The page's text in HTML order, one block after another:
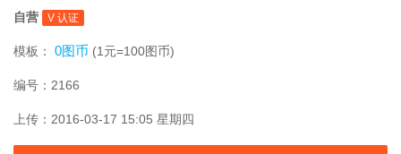
自营 V 认证
模板： 0图币 (1元=100图币)
编号：2166
上传：2016-03-17 15:05 星期四